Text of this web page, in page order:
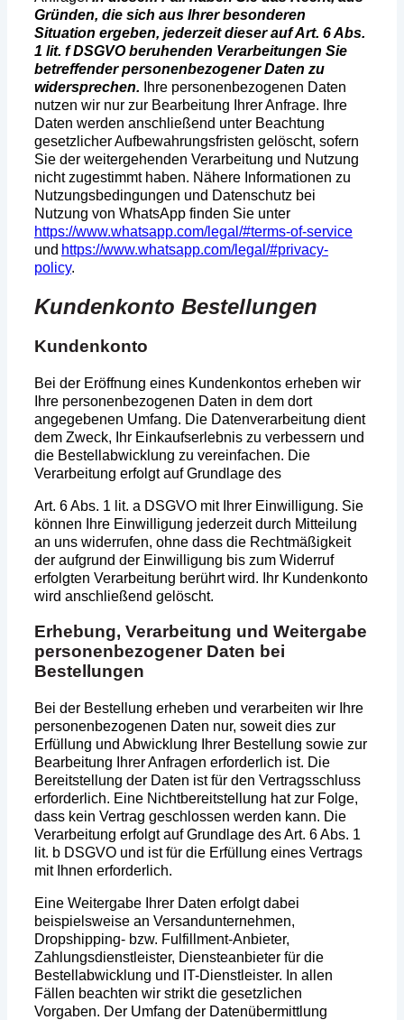
Gründen, die sich aus Ihrer besonderen
Situation ergeben, jederzeit dieser auf Art. 6 Abs.
1 lit. f DSGVO beruhenden Verarbeitungen Sie
betreffender personenbezogener Daten zu
widersprechen.
Ihre personenbezogenen Daten
nutzen wir nur zur Bearbeitung Ihrer Anfrage. Ihre
Daten werden anschließend unter Beachtung
gesetzlicher Aufbewahrungsfristen gelöscht, sofern
Sie der weitergehenden Verarbeitung und Nutzung
nicht zugestimmt haben. Nähere Informationen zu
Nutzungsbedingungen und Datenschutz bei
Nutzung von WhatsApp finden Sie unter
https://www.whatsapp.com/legal/#terms-of-service
und https://www.whatsapp.com/legal/#privacy-
policy.
Kundenkonto Bestellungen
Kundenkonto
Bei der Eröffnung eines Kundenkontos erheben wir
Ihre personenbezogenen Daten in dem dort
angegebenen Umfang. Die Datenverarbeitung dient
dem Zweck, Ihr Einkaufserlebnis zu verbessern und
die Bestellabwicklung zu vereinfachen. Die
Verarbeitung erfolgt auf Grundlage des
Art. 6 Abs. 1 lit. a DSGVO mit Ihrer Einwilligung. Sie
können Ihre Einwilligung jederzeit durch Mitteilung
an uns widerrufen, ohne dass die Rechtmäßigkeit
der aufgrund der Einwilligung bis zum Widerruf
erfolgten Verarbeitung berührt wird. Ihr Kundenkonto
wird anschließend gelöscht.
Erhebung, Verarbeitung und Weitergabe
personenbezogener Daten bei
Bestellungen
Bei der Bestellung erheben und verarbeiten wir Ihre
personenbezogenen Daten nur, soweit dies zur
Erfüllung und Abwicklung Ihrer Bestellung sowie zur
Bearbeitung Ihrer Anfragen erforderlich ist. Die
Bereitstellung der Daten ist für den Vertragsschluss
erforderlich. Eine Nichtbereitstellung hat zur Folge,
dass kein Vertrag geschlossen werden kann. Die
Verarbeitung erfolgt auf Grundlage des Art. 6 Abs. 1
lit. b DSGVO und ist für die Erfüllung eines Vertrags
mit Ihnen erforderlich.
Eine Weitergabe Ihrer Daten erfolgt dabei
beispielsweise an Versandunternehmen,
Dropshipping- bzw. Fulfillment-Anbieter,
Zahlungsdienstleister, Diensteanbieter für die
Bestellabwicklung und IT-Dienstleister. In allen
Fällen beachten wir strikt die gesetzlichen
Vorgaben. Der Umfang der Datenübermittlung